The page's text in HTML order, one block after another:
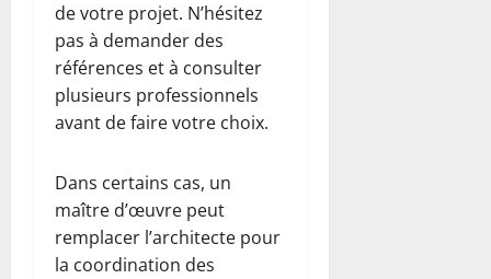
de votre projet. N’hésitez
pas à demander des
références et à consulter
plusieurs professionnels
avant de faire votre choix.
Dans certains cas, un
maître d’œuvre peut
remplacer l’architecte pour
la coordination des